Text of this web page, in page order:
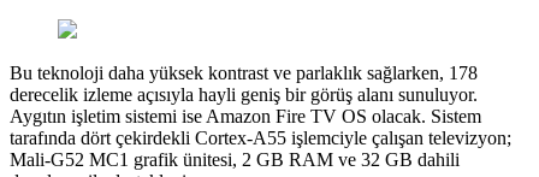
Bu teknoloji daha yüksek kontrast ve parlaklık sağlarken, 178
derecelik izleme açısıyla hayli geniş bir görüş alanı sunuluyor.
Aygıtın işletim sistemi ise Amazon Fire TV OS olacak. Sistem
tarafında dört çekirdekli Cortex-A55 işlemciyle çalışan televizyon;
Mali-G52 MC1 grafik ünitesi, 2 GB RAM ve 32 GB dahili